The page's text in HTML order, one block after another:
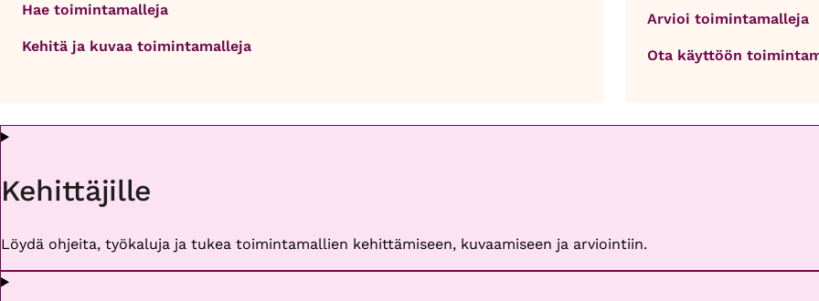
Hae toimintamalleja
Kehitä ja kuvaa toimintamalleja
Arvioi toimintamalleja
Ota käyttöön
Kehittäjille
Löydä ohjeita, työkaluja ja tukea toimintamallien kehittämiseen, kuvaamiseen ja arviointiin.